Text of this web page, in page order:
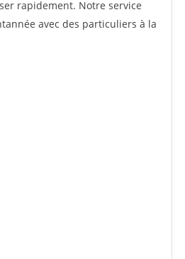
rapidement. Notre service
avec des particuliers à la